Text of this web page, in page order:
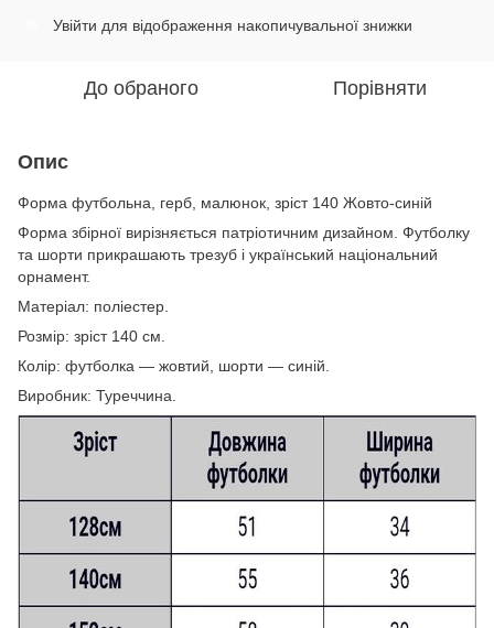
Увійти для відображення накопичувальної знижки
До обраного Порівняти
Опис
Форма футбольна, герб, малюнок, зріст 140 Жовто-синій
Форма збірної вирізняється патріотичним дизайном. Футболку
та шорти прикрашають трезуб і український національний
орнамент.
Матеріал: поліестер.
Розмір: зріст 140 см.
Колір: футболка — жовтий, шорти — синій.
Виробник: Туреччина.